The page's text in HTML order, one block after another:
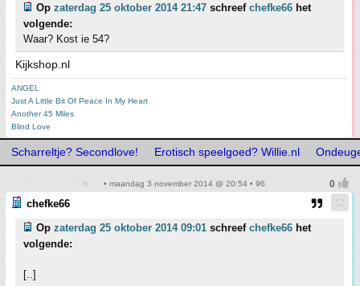
Op zaterdag 25 oktober 2014 21:47 schreef chefke66 het
volgende:
Waar? Kost ie 54?
Kijkshop.nl
ANGEL
Just A Little Bit Of Peace In My Heart
Another 45 Miles
Blind Love
Scharreltje? Secondlove! Erotisch speelgoed? Willie.nl
• maandag 3 november 2014 @ 20:54 • 96
chefke66
Op zaterdag 25 oktober 2014 09:01 schreef chefke66 het
volgende:
[..]